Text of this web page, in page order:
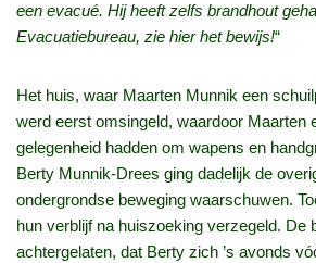
een evacué. Hij heeft zelfs brandhout
Evacuatiebureau, zie hier het bewijs!“
Het huis, waar Maarten Munnik een
werd eerst omsingeld, waardoor Maarten
gelegenheid hadden om wapens en
Berty Munnik-Drees ging dadelijk de
ondergrondse beweging waarschuwen.
hun verblijf na huiszoeking verzegeld. De
achtergelaten, dat Berty zich ’s avonds